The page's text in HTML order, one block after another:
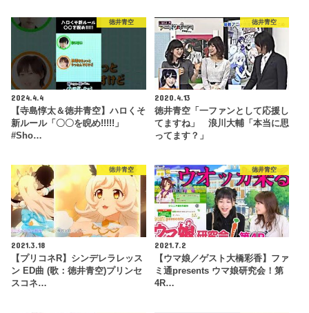
徳井青空
2024.4.4
【寺島惇太＆徳井青空】ハロくそ
新ルール「〇〇を睨め!!!!!」
#Sho…
徳井青空
2020.4.13
徳井青空「一ファンとして応援し
てますね」 浪川大輔「本当に思
ってます？」
徳井青空
2021.3.18
【プリコネR】シンデレラレッス
ン ED曲 (歌：徳井青空)プリンセ
スコネ…
徳井青空
2021.7.2
【ウマ娘／ゲスト大橋彩香】ファ
ミ通presents ウマ娘研究会！第
4R…